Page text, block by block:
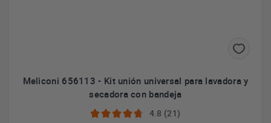
Meliconi 656113 - Kit unión universal para lavadora y
secadora con bandeja
4.8 (21)